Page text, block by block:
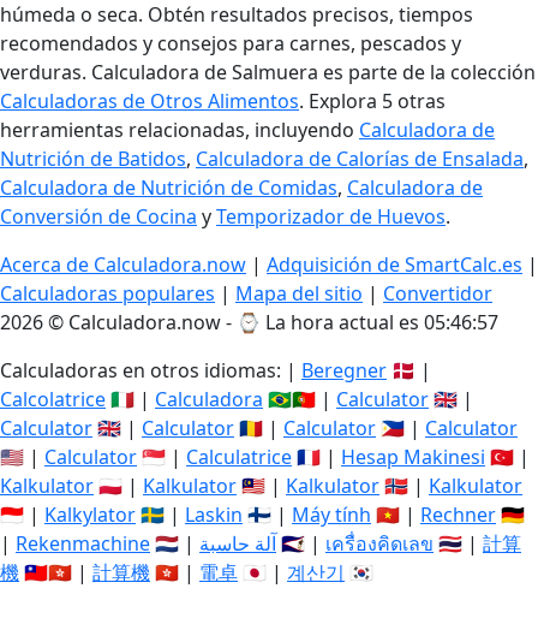
húmeda o seca. Obtén resultados precisos, tiempos
recomendados y consejos para carnes, pescados y
verduras. Calculadora de Salmuera es parte de la colección
Calculadoras de Otros Alimentos. Explora 5 otras
herramientas relacionadas, incluyendo Calculadora de
Nutrición de Batidos, Calculadora de Calorías de Ensalada,
Calculadora de Nutrición de Comidas, Calculadora de
Conversión de Cocina yTemporizador de Huevos.
Acerca de Calculadora.now | Adquisición de SmartCalc.es |
Calculadoras populares | Mapa del sitio | Convertidor
2026 © Calculadora.now - ⌚ La hora actual es 05:46:57
Calculadoras en otros idiomas: | Beregner 🇩🇰 |
Calcolatrice🇮🇹 | Calculadora 🇧🇷🇵🇹 | Calculator🇬🇧 |
Calculator🇬🇧 | Calculator🇷🇴 | Calculator 🇵🇭 | Calculator
🇺🇸 | Calculator🇸🇬 | Calculatrice🇫🇷 | Hesap Makinesi 🇹🇷 |
Kalkulator🇵🇱 | Kalkulator🇲🇾 | Kalkulator🇳🇴 | Kalkulator
🇮🇩 | Kalkylator🇸🇪 | Laskin 🇫🇮 | Máy tính 🇻🇳 | Rechner🇩🇪
| Rekenmachine🇳🇱 | آلة حاسبة🇸🇦 | เครื่องคิดเลข 🇹🇭 | 計算
機🇹🇼🇭🇰 | 計算機🇭🇰 | 電卓 🇯🇵 | 계산기 🇰🇷